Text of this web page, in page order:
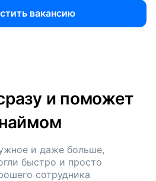
вакансию
и поможет
и даже больше,
быстро и просто
сотрудника